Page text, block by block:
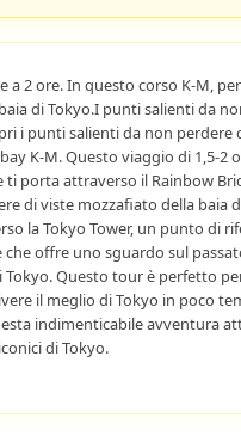
a 2 ore. In questo corso K-M,
di Tokyo.I punti salienti da
i punti salienti da non perdere
K-M. Questo viaggio di 1,5-2
ti porta attraverso il Rainbow
di viste mozzafiato della baia
la Tokyo Tower, un punto di
che offre uno sguardo sul
Tokyo. Questo tour è perfetto
il meglio di Tokyo in poco
indimenticabile avventura
di Tokyo.